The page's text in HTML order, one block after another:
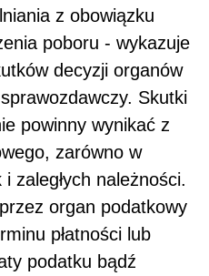
z obowiązku
poboru - wykazuje
decyzji organów
Skutki
powinny wynikać z
zarówno w
zaległych należności.
organ podatkowy
płatności lub
podatku bądź